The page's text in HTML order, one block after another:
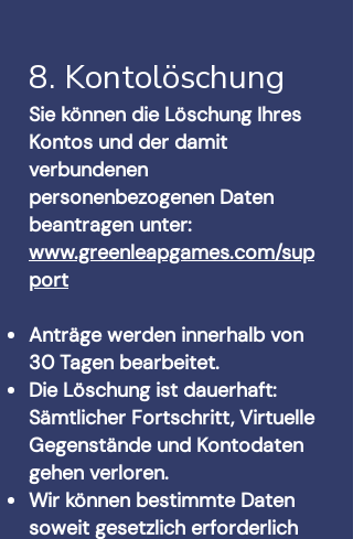
8. Kontolöschung
Sie können die Löschung Ihres
Kontos und der damit
verbundenen
personenbezogenen Daten
beantragen unter:
www.greenleapgames.com/sup
port
Anträge werden innerhalb von
30 Tagen bearbeitet.
Die Löschung ist dauerhaft:
Sämtlicher Fortschritt, Virtuelle
Gegenstände und Kontodaten
gehen verloren.
Wir können bestimmte Daten
soweit gesetzlich erforderlich